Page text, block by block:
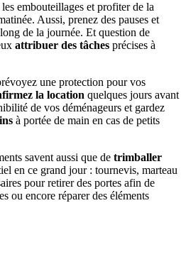
embouteillages et profiter de la
Aussi, prenez des pauses et
de la journée. Et question de
attribuer des tâches précises à
une protection pour vos
la location quelques jours avant
de vos déménageurs et gardez
à portée de main en cas de petits
savent aussi que de trimballer
en ce grand jour : tournevis, marteau
pour retirer des portes afin de
ou encore réparer des éléments